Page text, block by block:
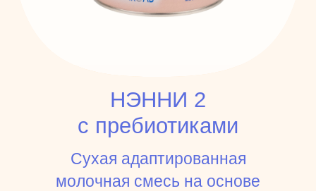
НЭННИ 2
с пребиотиками
Сухая адаптированная
молочная смесь на основе